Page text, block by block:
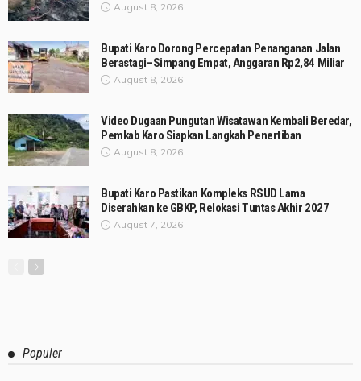
August 8, 2026
Bupati Karo Dorong Percepatan Penanganan Jalan
Berastagi–Simpang Empat, Anggaran Rp2,84 Miliar
August 8, 2026
Video Dugaan Pungutan Wisatawan Kembali Beredar,
Pemkab Karo Siapkan Langkah Penertiban
August 8, 2026
Bupati Karo Pastikan Kompleks RSUD Lama
Diserahkan ke GBKP, Relokasi Tuntas Akhir 2027
August 7, 2026
Populer